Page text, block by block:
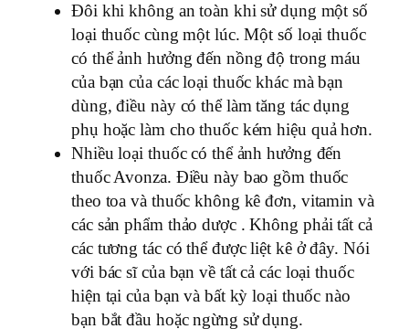
Đôi khi không an toàn khi sử dụng một số
loại thuốc cùng một lúc. Một số loại thuốc
có thể ảnh hưởng đến nồng độ trong máu
của bạn của các loại thuốc khác mà bạn
dùng, điều này có thể làm tăng tác dụng
phụ hoặc làm cho thuốc kém hiệu quả hơn.
Nhiều loại thuốc có thể ảnh hưởng đến
thuốc Avonza. Điều này bao gồm thuốc
theo toa và thuốc không kê đơn, vitamin và
các sản phẩm thảo dược . Không phải tất cả
các tương tác có thể được liệt kê ở đây. Nói
với bác sĩ của bạn về tất cả các loại thuốc
hiện tại của bạn và bất kỳ loại thuốc nào
bạn bắt đầu hoặc ngừng sử dụng.